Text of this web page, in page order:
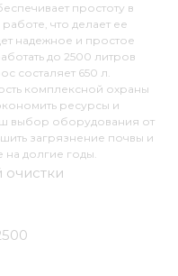
простоту в
что делает ее
надежное и простое
до 2500 литров
состаляет 650 л.
комплексной охраны
ресурсы и
выбор оборудования от
загрязнение почвы и
на долгие годы.
очистки